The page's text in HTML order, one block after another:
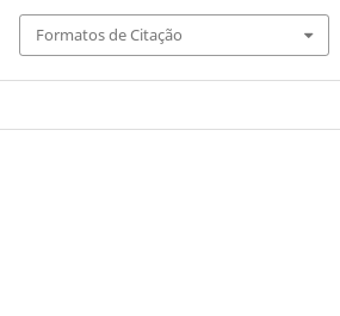
Formatos de Citação